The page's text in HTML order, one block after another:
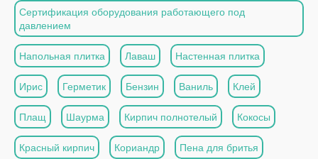
Сертификация оборудования работающего под
давлением
Напольная плитка Лаваш Настенная плитка
Ирис Герметик Бензин Ваниль Клей
Плащ Шаурма Кирпич полнотелый Кокосы
Красный кирпич Кориандр Пена для бритья